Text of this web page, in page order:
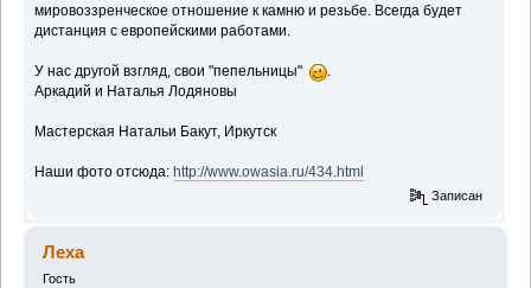
мировоззренческое отношение к камню и резьбе. Всегда будет
дистанция с европейскими работами.
У нас другой взгляд, свои "пепельницы"
.
Аркадий и Наталья Лодяновы
Мастерская Натальи Бакут, Иркутск
Наши фото отсюда: http://www.owasia.ru/434.html
Записан
Леха
Гость